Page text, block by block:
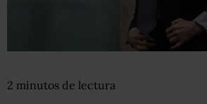
2 minutos de lectura